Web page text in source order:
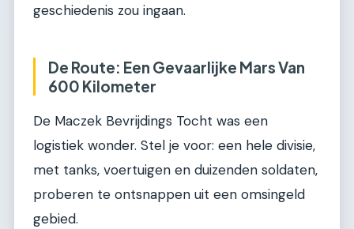
geschiedenis zou ingaan.
De Route: Een Gevaarlijke Mars Van
600 Kilometer
De Maczek Bevrijdings Tocht was een
logistiek wonder. Stel je voor: een hele divisie,
met tanks, voertuigen en duizenden soldaten,
proberen te ontsnappen uit een omsingeld
gebied.